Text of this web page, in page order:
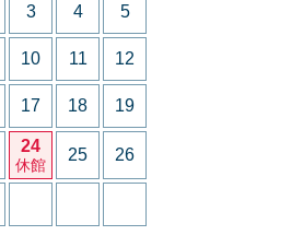
3 4 5
10 11 12
17 18 19
24
休館
25 26